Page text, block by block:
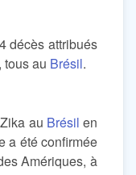
décès attribués
au Brésil.
au Brésil en
a été confirmée
Amériques, à